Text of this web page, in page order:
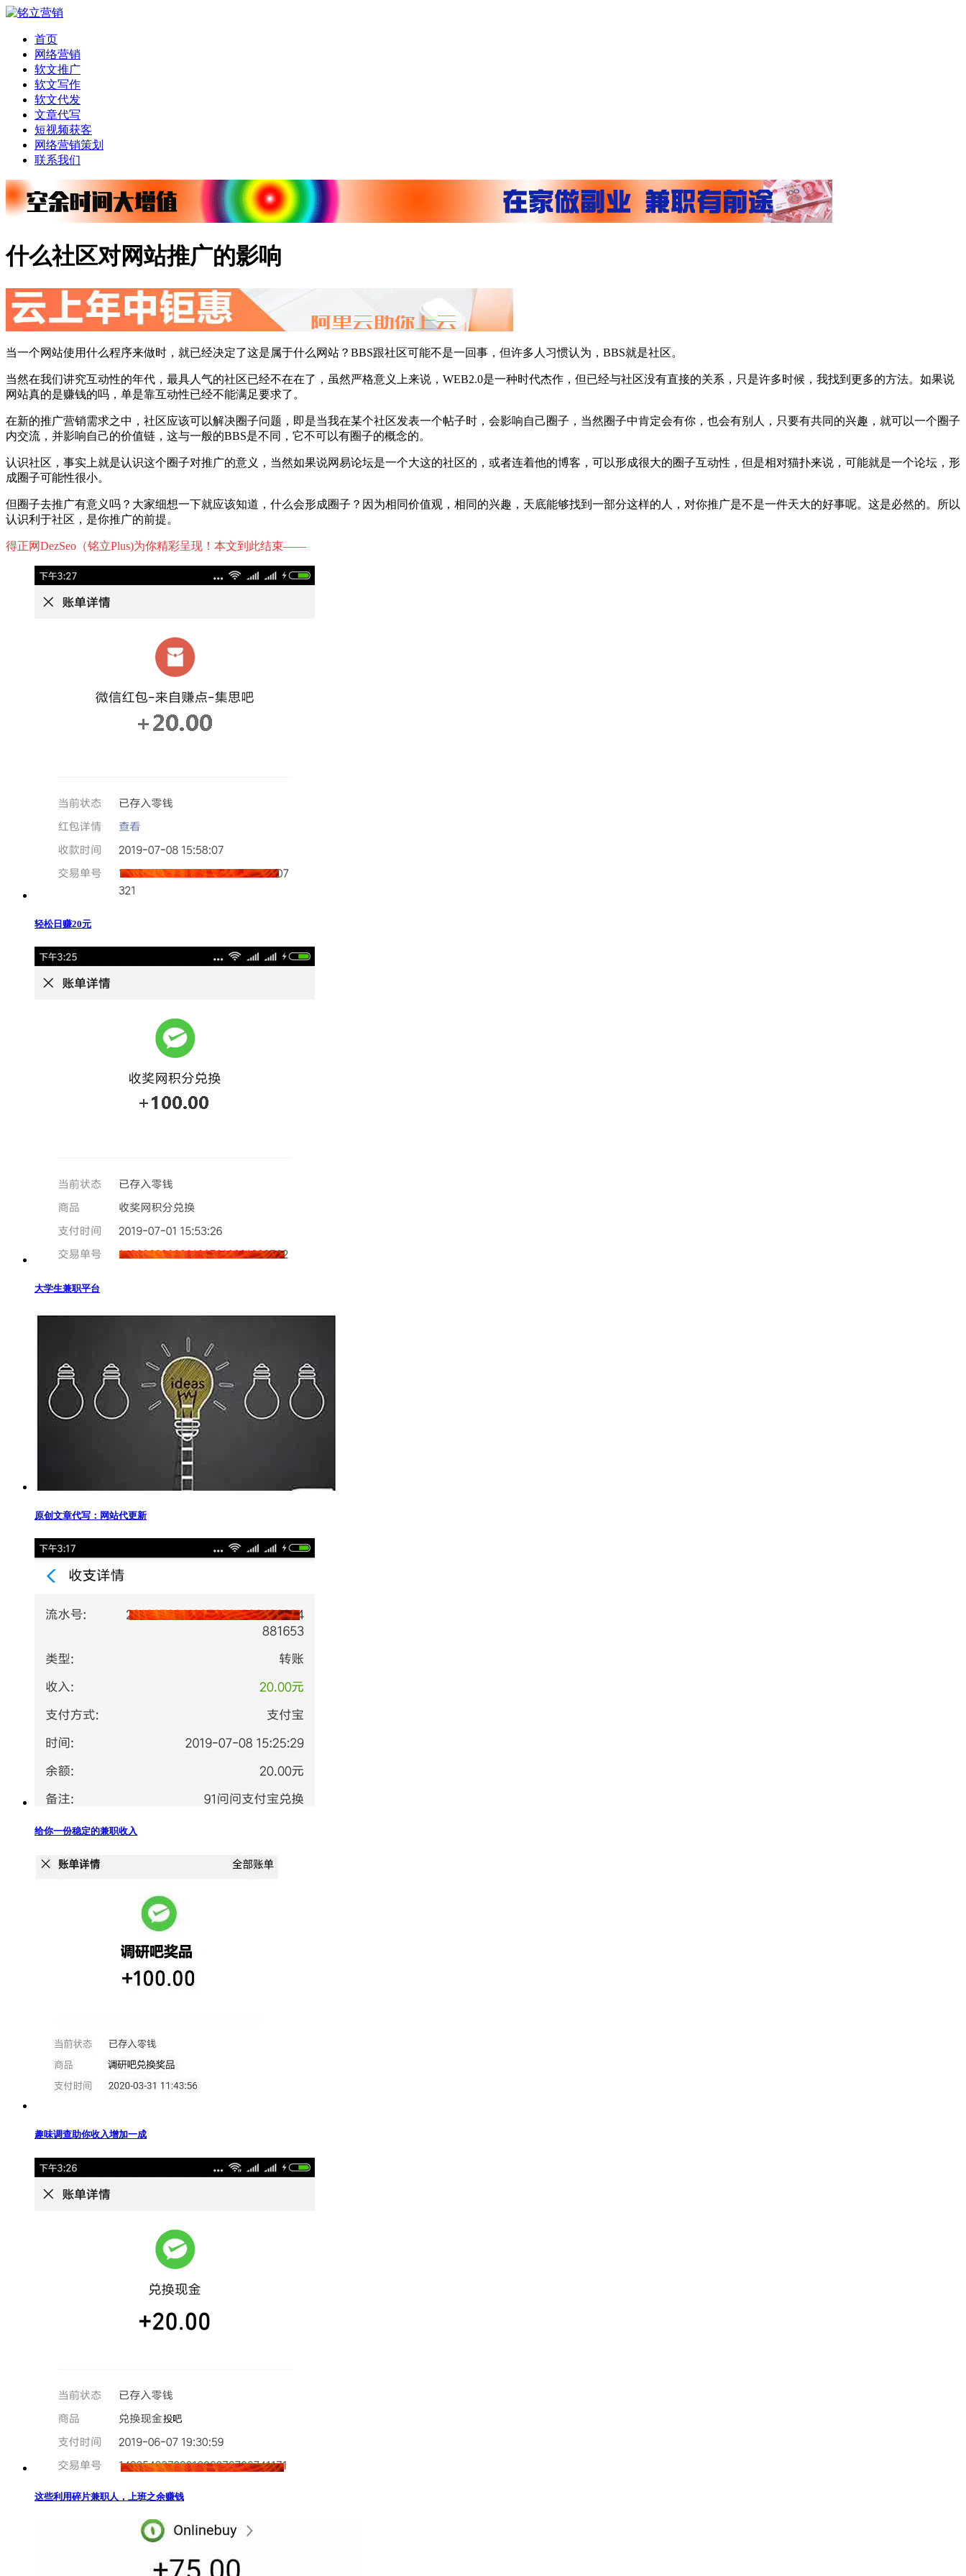
首页
网络营销
软文推广
软文写作
软文代发
文章代写
短视频获客
网络营销策划
联系我们
什么社区对网站推广的影响
当一个网站使用什么程序来做时，就已经决定了这是属于什么网站？BBS跟社区可能不是一回事，但许多人习惯认为，BBS就是社区。
当然在我们讲究互动性的年代，最具人气的社区已经不在在了，虽然严格意义上来说，WEB2.0是一种时代杰作，但已经与社区没有直接的关系，只是许多时候，我找到更多的方法。如果说
网站真的是赚钱的吗，单是靠互动性已经不能满足要求了。
在新的推广营销需求之中，社区应该可以解决圈子问题，即是当我在某个社区发表一个帖子时，会影响自己圈子，当然圈子中肯定会有你，也会有别人，只要有共同的兴趣，就可以一个圈子
内交流，并影响自己的价值链，这与一般的BBS是不同，它不可以有圈子的概念的。
认识社区，事实上就是认识这个圈子对推广的意义，当然如果说网易论坛是一个大这的社区的，或者连着他的博客，可以形成很大的圈子互动性，但是相对猫扑来说，可能就是一个论坛，形
成圈子可能性很小。
但圈子去推广有意义吗？大家细想一下就应该知道，什么会形成圈子？因为相同价值观，相同的兴趣，天底能够找到一部分这样的人，对你推广是不是一件天大的好事呢。这是必然的。所以
认识利于社区，是你推广的前提。
得正网DezSeo（铭立Plus)为你精彩呈现！本文到此结束——
轻松日赚20元
大学生兼职平台
原创文章代写：网站代更新
给你一份稳定的兼职收入
趣味调查助你收入增加一成
这些利用碎片兼职人，上班之余赚钱